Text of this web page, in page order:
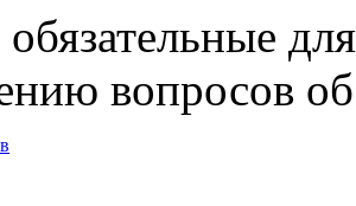
вопросов об